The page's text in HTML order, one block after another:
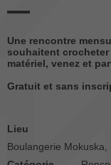
Une rencontre
souhaitent
matériel, venez et
Gratuit et sans
Lieu
Boulangerie